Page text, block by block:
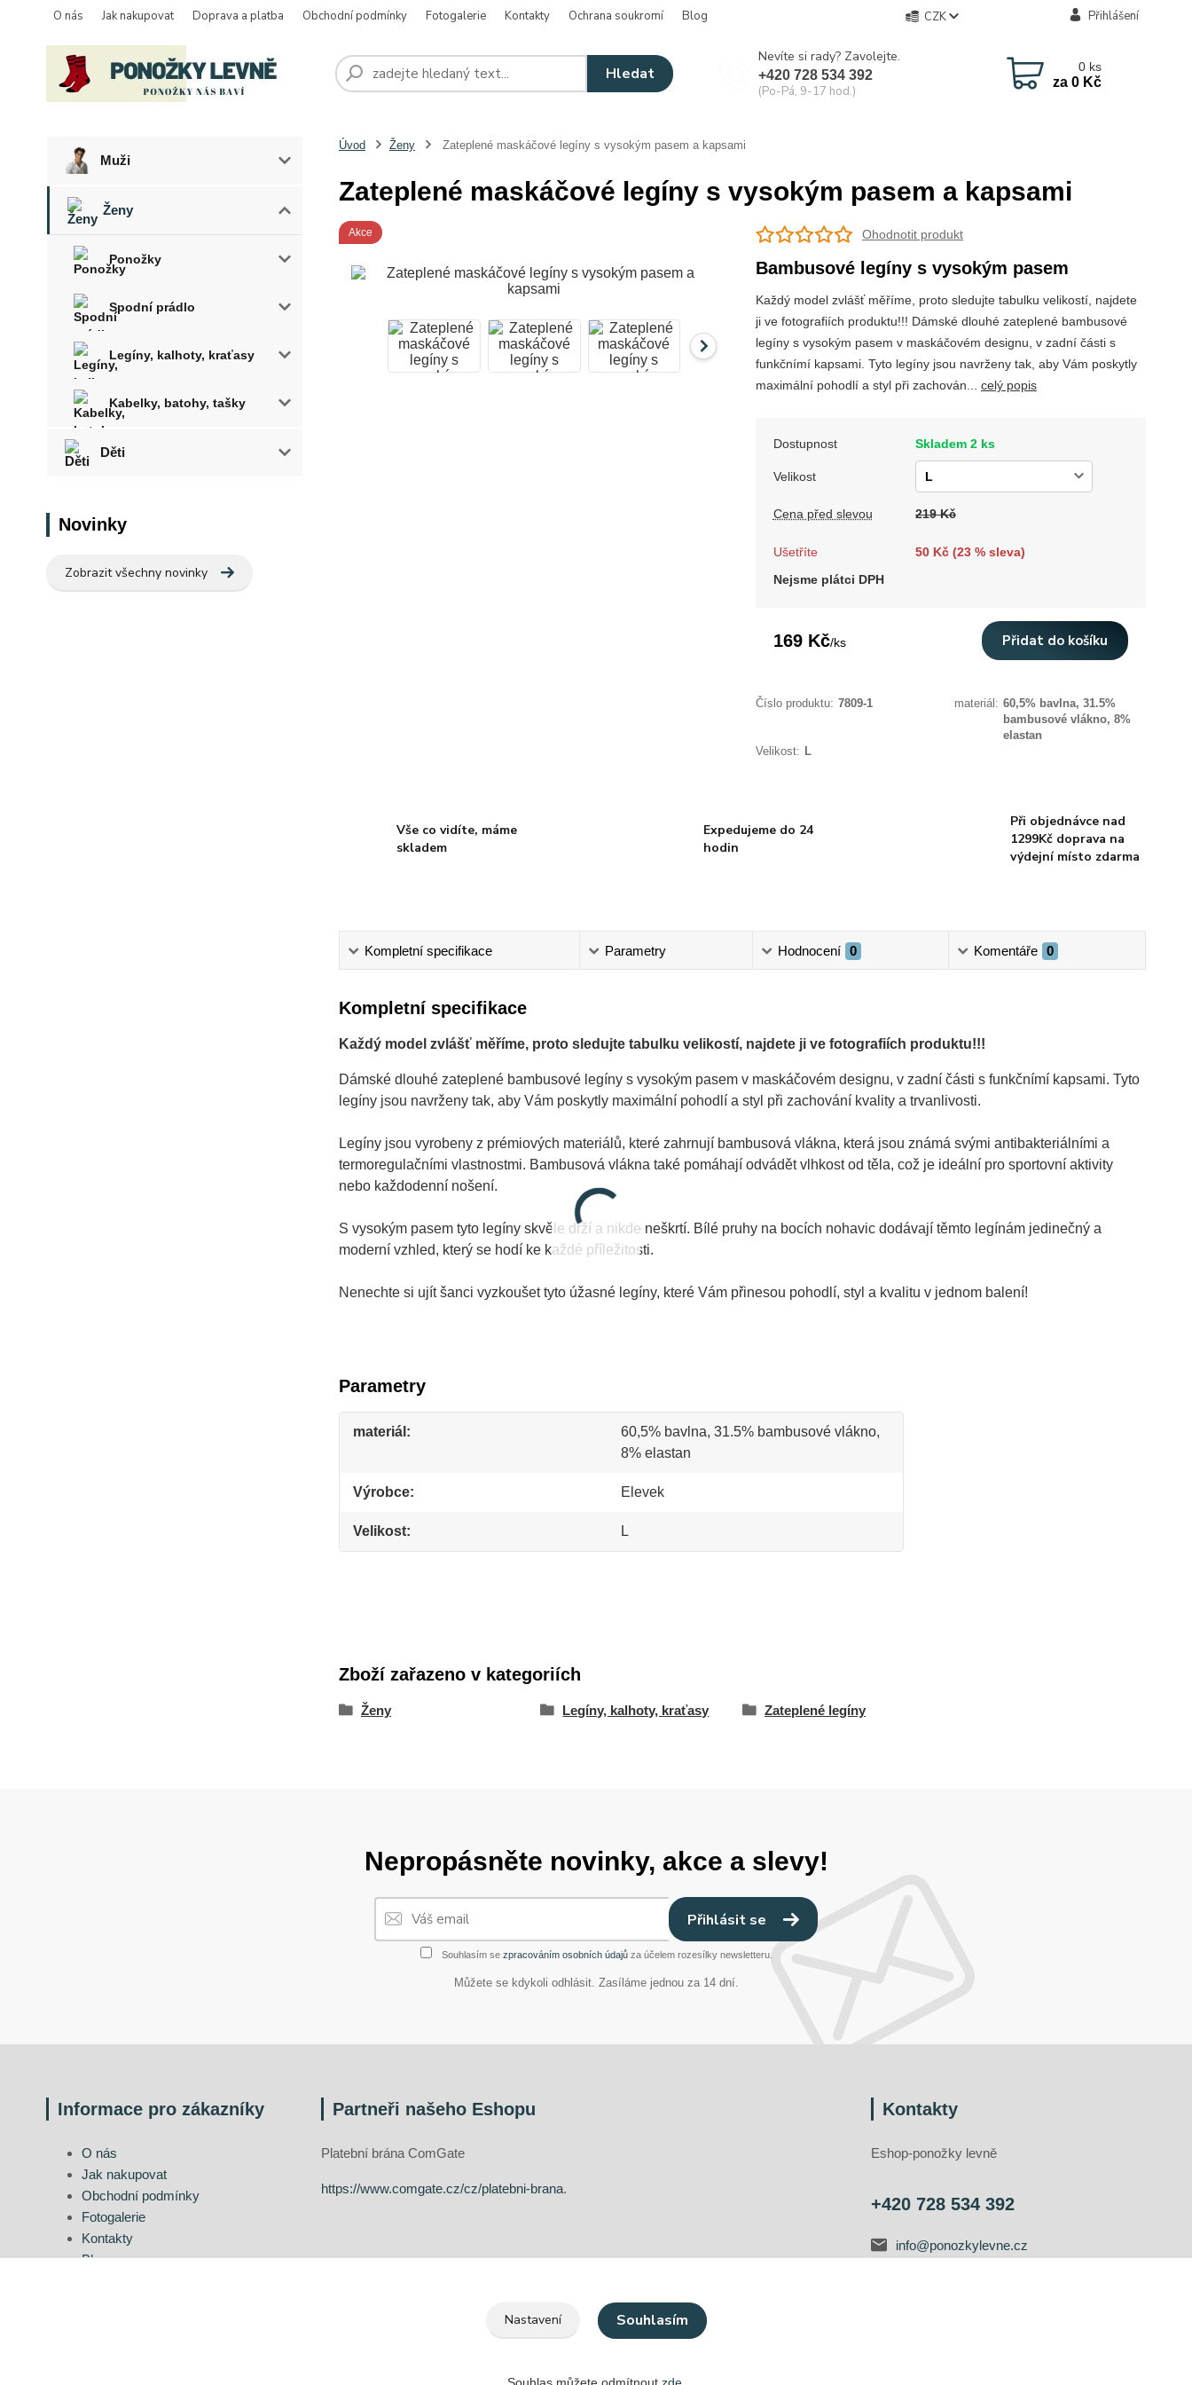
O nás Jak nakupovat Doprava a platba Obchodní podmínky Fotogalerie Kontakty Ochrana soukromí Blog CZK Přihlášení
Hledat
Nevíte si rady? Zavolejte.
+420 728 534 392
(Po-Pá, 9-17 hod.)
0 ks
za 0 Kč
Muži
Ženy
Ponožky
Spodní prádlo
Legíny, kalhoty, kraťasy
Kabelky, batohy, tašky
Děti
Novinky
Zobrazit všechny novinky
Úvod Ženy Zateplené maskáčové legíny s vysokým pasem a kapsami
Zateplené maskáčové legíny s vysokým pasem a kapsami
Akce Ohodnotit produkt
Bambusové legíny s vysokým pasem
Každý model zvlášť měříme, proto sledujte tabulku velikostí, najdete
ji ve fotografiích produktu!!! Dámské dlouhé zateplené bambusové
legíny s vysokým pasem v maskáčovém designu, v zadní části s
funkčnímí kapsami. Tyto legíny jsou navrženy tak, aby Vám poskytly
maximální pohodlí a styl při zachován... celý popis
Dostupnost Skladem 2 ks
Velikost
Cena před slevou 219 Kč
Ušetříte 50 Kč (23% sleva)
Nejsme plátci DPH
169 Kč/ks Přidat do košíku
Číslo produktu: 7809-1 materiál: 60,5% bavlna, 31.5%
bambusové vlákno, 8%
elastan
Velikost: L
Vše co vidíte, máme
skladem
Expedujeme do 24
hodin
Při objednávce nad
1299Kč doprava na
výdejní místo zdarma
Kompletní specifikace Parametry Hodnocení 0 Komentáře 0
Kompletní specifikace
Každý model zvlášť měříme, proto sledujte tabulku velikostí, najdete ji ve fotografiích produktu!!!
Dámské dlouhé zateplené bambusové legíny s vysokým pasem v maskáčovém designu, v zadní části s funkčnímí kapsami. Tyto
legíny jsou navrženy tak, aby Vám poskytly maximální pohodlí a styl při zachování kvality a trvanlivosti.
Legíny jsou vyrobeny z prémiových materiálů, které zahrnují bambusová vlákna, která jsou známá svými antibakteriálními a
termoregulačními vlastnostmi. Bambusová vlákna také pomáhají odvádět vlhkost od těla, což je ideální pro sportovní aktivity
nebo každodenní nošení.
S vysokým pasem tyto legíny skvěle drží a nikde neškrtí. Bílé pruhy na bocích nohavic dodávají těmto legínám jedinečný a
moderní vzhled, který se hodí ke každé příležitosti.
Nenechte si ujít šanci vyzkoušet tyto úžasné legíny, které Vám přinesou pohodlí, styl a kvalitu v jednom balení!
Parametry
materiál
60,5% bavlna, 31.5% bambusové vlákno,
8% elastan
Výrobce Elevek
Velikost L
Zboží zařazeno v kategoriích
Ženy Legíny, kalhoty, kraťasy Zateplené legíny
Nepropásněte novinky, akce a slevy!
Přihlásit se
Souhlasím se zpracováním osobních údajůza účelem rozesílky newsletteru.
Můžete se kdykoli odhlásit. Zasíláme jednou za 14 dní.
Informace pro zákazníky
O nás
Jak nakupovat
Obchodní podmínky
Fotogalerie
Kontakty
Blog
Partneři našeho Eshopu
Platební brána ComGate
https://www.comgate.cz/cz/platebni-brana.
Kontakty
Eshop-ponožky levně
+420 728 534 392
info@ponozkylevne.cz
Nastavení Souhlasím